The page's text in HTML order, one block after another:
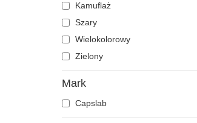
Kamuflaż
Szary
Wielokolorowy
Zielony
Mark
Capslab